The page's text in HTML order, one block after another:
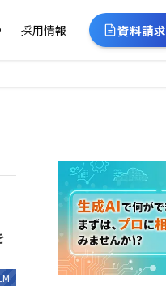
採用情報 資料請求